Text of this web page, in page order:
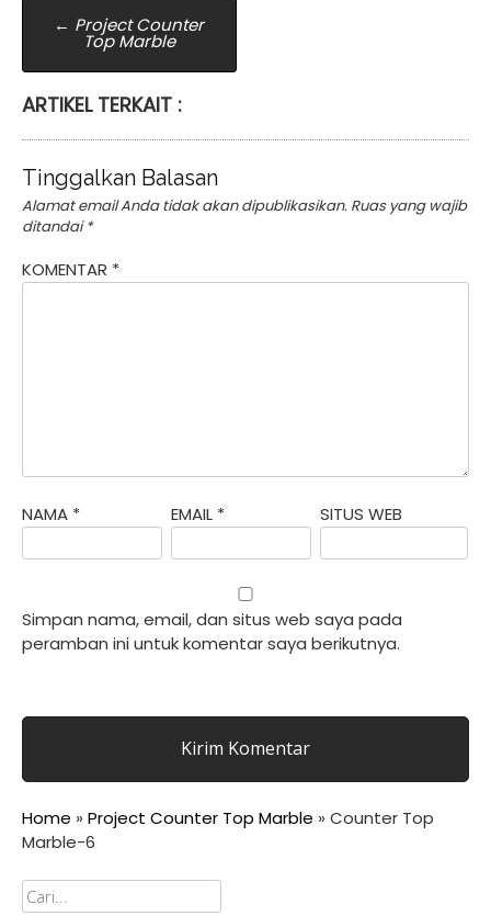
Post
navigation
← Project Counter
Top Marble
ARTIKEL TERKAIT :
Tinggalkan Balasan
Alamat email Anda tidak akan dipublikasikan. Ruas yang wajib
ditandai*
KOMENTAR *
NAMA * EMAIL * SITUS WEB
Simpan nama, email, dan situs web saya pada
peramban ini untuk komentar saya berikutnya.
Home » Project Counter Top Marble » Counter Top
Marble-6
Cari